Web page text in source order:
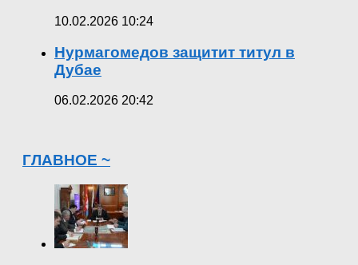
10.02.2026 10:24
Нурмагомедов защитит титул в
Дубае
06.02.2026 20:42
ГЛАВНОЕ ~